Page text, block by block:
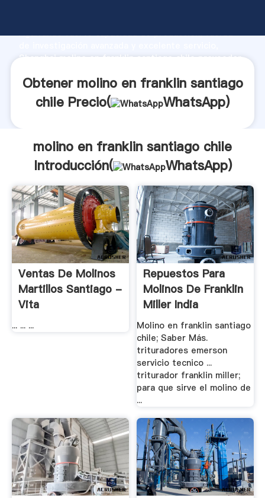
Agarrando fuerte capacidad de producción, fuerza
Shanghai molino en franklin santiago chile proveedor
Obtener molino en franklin santiago
chile Precio(
WhatsApp)
molino en franklin santiago chile
Introducción(
WhatsApp)
Ventas De Molinos
Martillos Santiago -
Vita
... ... ...
Repuestos Para
Molinos De Franklin
Miller India
Molino en franklin santiago
chile; Saber Más.
trituradores emerson
servicio tecnico ...
triturador franklin miller;
para que sirve el molino de
...